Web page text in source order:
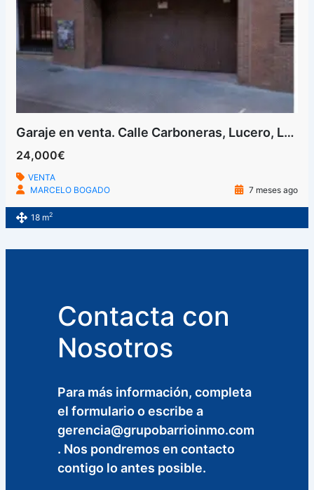
Garaje en venta. Calle Carboneras, Lucero, Latina, Madrid
24,000€
VENTA
MARCELO BOGADO
7 meses ago
18 m2
Contacta con
Nosotros
Para más información, completa
el formulario o escribe a
gerencia@grupobarrioinmo.com
. Nos pondremos en contacto
contigo lo antes posible.